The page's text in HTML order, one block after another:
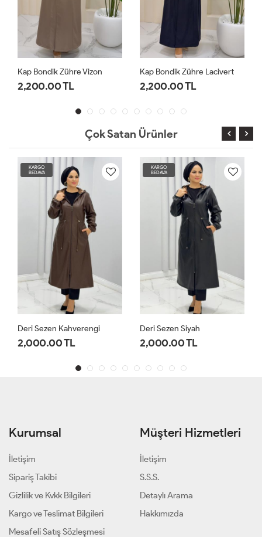
Kap Bondik Zühre Lacivert
2,200.00 TL
Kap Bondik Zühre Siyah
2,200.00 TL
Çok Satan Ürünler
KARGO
BEDAVA
Deri Sezen Siyah
2,000.00 TL
KARGO
BEDAVA
Kap Bondik Zühre Siyah
2,200.00 TL
Kurumsal
İletişim
Sipariş Takibi
Gizlilik ve Kvkk Bilgileri
Kargo ve Teslimat Bilgileri
Mesafeli Satış Sözleşmesi
Müşteri Hizmetleri
İletişim
S.S.S.
Detaylı Arama
Hakkımızda